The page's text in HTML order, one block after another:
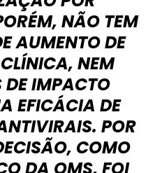
NÃO TEM
AUMENTO DE
NEM
DE IMPACTO
EFICÁCIA DE
POR
COMO